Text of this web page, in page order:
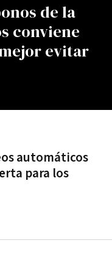
de la
conviene
evitar
automáticos
para los